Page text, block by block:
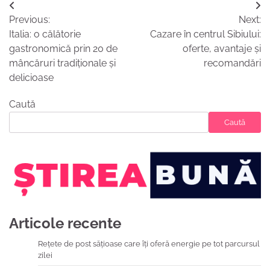
Navigare
în
articole
Previous:
Italia: o călătorie
gastronomică prin 20 de
mâncăruri tradiționale și
delicioase
Next:
Cazare în centrul Sibiului:
oferte, avantaje și
recomandări
Caută
Caută
Articole recente
Rețete de post sățioase care îți oferă energie pe tot parcursul
zilei